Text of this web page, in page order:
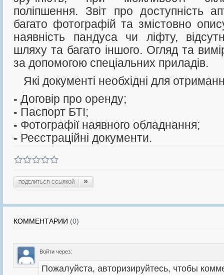
поліпшення. Звіт про доступність
багато фотографій та змістовно
наявність пандуса чи ліфту,
шляху та багато іншого. Огляд та
за допомогою спеціальних приладів.
Які документі необхідні для
- Договір про оренду;
- Паспорт БТІ;
- Фотографії наявного обладнання;
- Реєстраційні документи.
ПОДЕЛИТЬСЯ ССЫЛКОЙ »
КОММЕНТАРИИ (0)
Войти через: